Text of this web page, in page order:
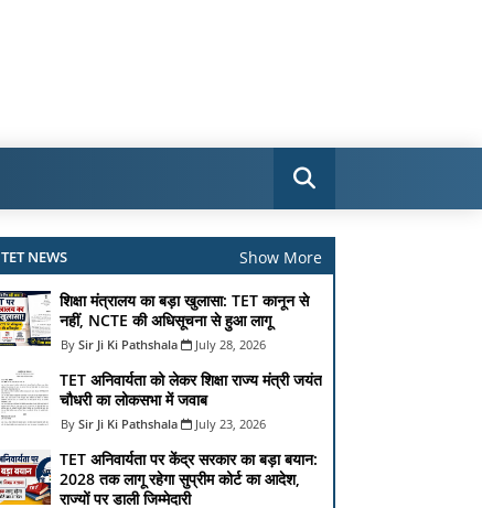
TET NEWS Show More
शिक्षा मंत्रालय का बड़ा खुलासा: TET कानून से
नहीं, NCTE की अधिसूचना से हुआ लागू
Sir Ji Ki Pathshala July 28, 2026
TET अनिवार्यता को लेकर शिक्षा राज्य मंत्री जयंत
चौधरी का लोकसभा में जवाब
Sir Ji Ki Pathshala July 23, 2026
TET अनिवार्यता पर केंद्र सरकार का बड़ा बयान:
2028 तक लागू रहेगा सुप्रीम कोर्ट का आदेश,
राज्यों पर डाली जिम्मेदारी